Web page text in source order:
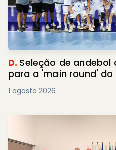
D. Seleção de
para a 'main round' do
1 agosto 2026